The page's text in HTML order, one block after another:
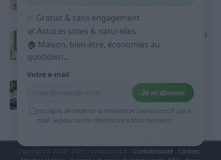
Produits ménagers : comment économiser en
courses sans acheter 10 sprays
9 avril 2026
Budget mensuel : méthode rapide pour
répartir son salaire dès le jour de paie
9 avril 2026
Copyright © 2022 - 2025 | LesAstuces.fr - Confidentialité Cookies -
✅ Gratuit & sans engagement
🌿 Astuces utiles & naturelles
🏠 Maison, bien-être, économies au
quotidien...
Votre e-mail
Je m’abonne
J’accepte de recevoir la newsletter LesAstuces.fr par e-
mail. Je pourrai me désinscrire à tout moment.